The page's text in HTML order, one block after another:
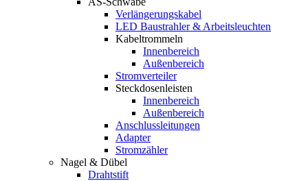
Verlängerungskabel
LED Baustrahler & Arbeitsleuchten
Kabeltrommeln
Innenbereich
Außenbereich
Stromverteiler
Steckdosenleisten
Innenbereich
Außenbereich
Anschlussleitungen
Adapter
Stromzähler
Nagel & Dübel
Drahtstift